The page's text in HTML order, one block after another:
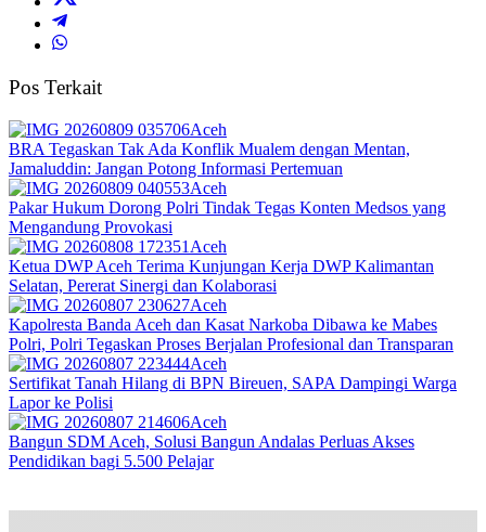
Pos Terkait
Aceh
BRA Tegaskan Tak Ada Konflik Mualem dengan Mentan,
Jamaluddin: Jangan Potong Informasi Pertemuan
Aceh
Pakar Hukum Dorong Polri Tindak Tegas Konten Medsos yang
Mengandung Provokasi
Aceh
Ketua DWP Aceh Terima Kunjungan Kerja DWP Kalimantan
Selatan, Pererat Sinergi dan Kolaborasi
Aceh
Kapolresta Banda Aceh dan Kasat Narkoba Dibawa ke Mabes
Polri, Polri Tegaskan Proses Berjalan Profesional dan Transparan
Aceh
Sertifikat Tanah Hilang di BPN Bireuen, SAPA Dampingi Warga
Lapor ke Polisi
Aceh
Bangun SDM Aceh, Solusi Bangun Andalas Perluas Akses
Pendidikan bagi 5.500 Pelajar